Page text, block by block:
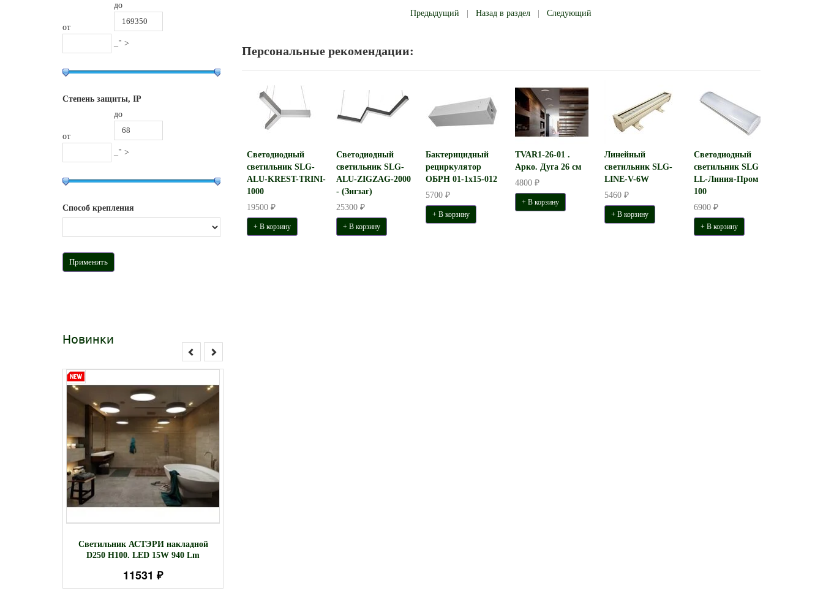
от
до
_" >
Степень защиты, IP
от
до
_" >
Способ крепления
Новинки
Светильник АСТЭРИ накладной
D250 H100. LED 15W 940 Lm
11531 ₽
Предыдущий |Назад в раздел |Следующий
Персональные рекомендации:
Светодиодный
светильник SLG-
ALU-KREST-TRINI-
1000
19500 ₽
+ В корзину
Светодиодный
светильник SLG-
ALU-ZIGZAG-2000
- (Зигзаг)
25300 ₽
+ В корзину
Бактерицидный
рециркулятор
ОБРН 01-1x15-012
5700 ₽
+ В корзину
TVAR1-26-01 .
Арко. Дуга 26 см
4800 ₽
+ В корзину
Линейный
светильник SLG-
LINE-V-6W
5460 ₽
+ В корзину
Светодиодный
светильник SLG
LL-Линия-Пром
100
6900 ₽
+ В корзину